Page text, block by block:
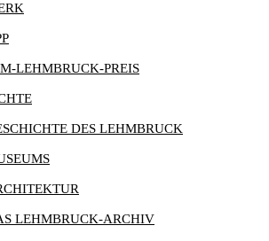
LEHMBRUCK-PREIS
DES LEHMBRUCK
LEHMBRUCK-ARCHIV